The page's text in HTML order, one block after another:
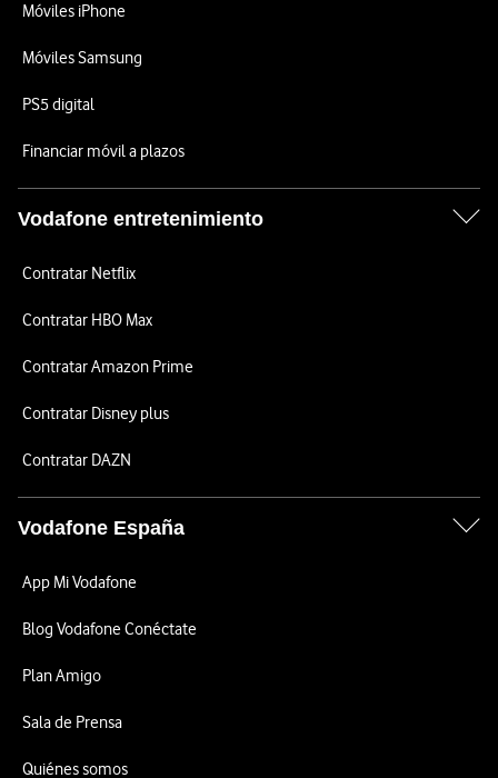
Móviles iPhone
Móviles Samsung
PS5 digital
Financiar móvil a plazos
Vodafone entretenimiento
Contratar Netflix
Contratar HBO Max
Contratar Amazon Prime
Contratar Disney plus
Contratar DAZN
Vodafone España
App Mi Vodafone
Blog Vodafone Conéctate
Plan Amigo
Sala de Prensa
Quiénes somos